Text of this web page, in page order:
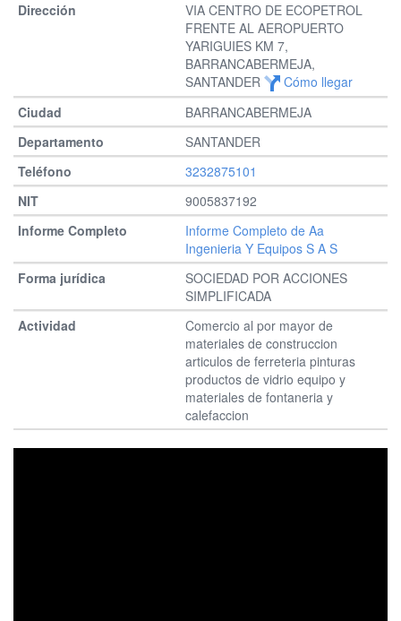
VIA CENTRO DE ECOPETROL
FRENTE AL AEROPUERTO
YARIGUIES KM 7,
BARRANCABERMEJA,
SANTANDER
Cómo llegar
BARRANCABERMEJA
SANTANDER
3232875101
9005837192
Informe Completo de Aa
Ingenieria Y Equipos S A S
SOCIEDAD POR ACCIONES
SIMPLIFICADA
Comercio al por mayor de
materiales de construccion
articulos de ferreteria pinturas
productos de vidrio equipo y
materiales de fontaneria y
calefaccion